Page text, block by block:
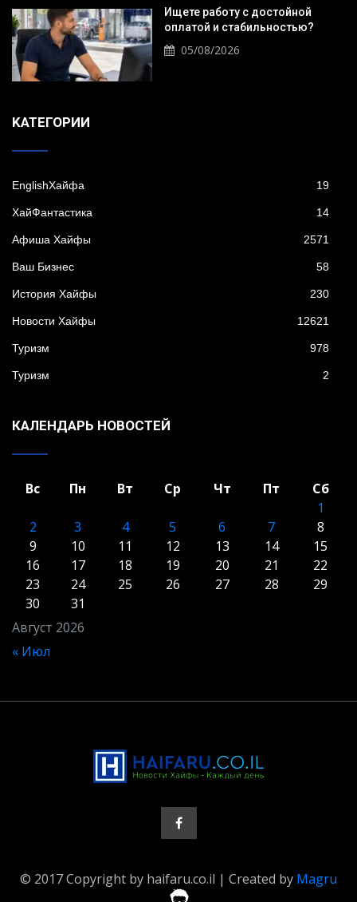
Ищете работу с достойной
оплатой и стабильностью?
05/08/2026
KАТЕГОРИИ
EnglishХайфа 19
XайФантастика 14
Афиша Хайфы 2571
Ваш Бизнес 58
История Хайфы 230
Новости Хайфы 12621
Туризм 978
Туризм 2
КАЛЕНДАРЬ НОВОСТЕЙ
Август 2026
Вс Пн Вт Ср Чт Пт
Сб
1
2
3 4 5 6 7
8
9
10 11 12 13 14
15
16
17 18 19 20 21
22
23
24 25 26 27 28
29
30
31
« Июл
© 2017 Copyright by haifaru.co.il | Created by Magru